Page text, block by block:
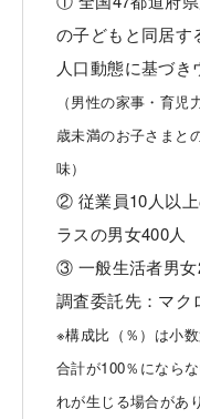
の子どもと同居す
人口動態に基づ
（男性の家事・育
歳未満のお子さまと
味）
② 従業員10人以
ラスの男女400人
③ 一般生活者男女
調査委託先：マク
※構成比（％）は小
合計が100％になら
れが生じる場合があ